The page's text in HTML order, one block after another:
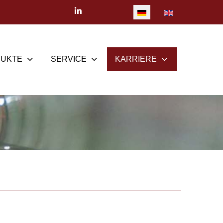
Sprache auswählen
SERVICE KARRIERE